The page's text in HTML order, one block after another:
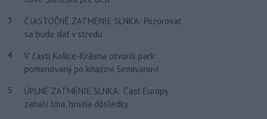
3
ČIASTOČNÉ ZATMENIE SLNKA: Pozorovať
sa bude dať v stredu
4
V časti Košice-Krásna otvorili park
pomenovaný po kňazovi Semivanovi
5
ÚPLNÉ ZATMENIE SLNKA: Časť Európy
zahalí tma, hrozia dôsledky